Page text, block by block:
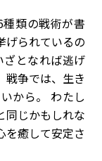
類の戦術が書
げられているの
となれば逃げ
争では、生き
から。 わたし
同じかもしれな
を癒して安定さ